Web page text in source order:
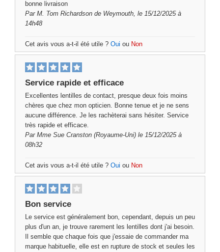
bonne livraison
Par M. Tom Richardson de Weymouth, le 15/12/2025 à
14h48
Cet avis vous a-t-il été utile ? Oui ou Non
Service rapide et efficace
Excellentes lentilles de contact, presque deux fois moins
chères que chez mon opticien. Bonne tenue et je ne sens
aucune différence. Je les rachèterai sans hésiter. Service
très rapide et efficace.
Par Mme Sue Cranston (Royaume-Uni) le 15/12/2025 à
08h32
Cet avis vous a-t-il été utile ? Oui ou Non
Bon service
Le service est généralement bon, cependant, depuis un peu
plus d'un an, je trouve rarement les lentilles dont j'ai besoin.
Il semble que chaque fois que j'essaie de commander ma
marque habituelle, elle est en rupture de stock et seules les